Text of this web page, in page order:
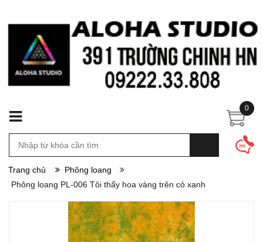
0
Trang chủ
Phông loang
Phông loang PL-006 Tôi thấy hoa vàng trên cỏ xanh